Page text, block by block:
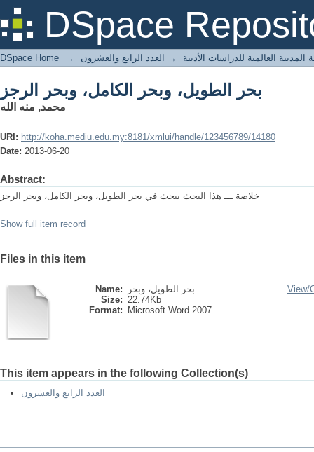
DSpace
بحر الطويل، وبحر الكامل، وبحر الرجز
DSpace Home → المدينة العالمية للدراسات الأدبية → العدد الرابع والعشرون
بحر الطويل، وبحر الكامل، وبحر الرجز
محمد, منه الله
URI: http://koha.mediu.edu.my:8181/xmlui/handle/123456789/14180
Date: 2013-06-20
Abstract:
خلاصة ـــ هذا البحث يبحث في بحر الطويل، وبحر الكامل، وبحر الرجز
Show full item record
Files in this item
Name:
بحر الطويل، وبحر ...
Size: 22.74Kb
Format:
Microsoft Word 2007
View/
This item appears in the following Collection(s)
العدد الرابع والعشرون